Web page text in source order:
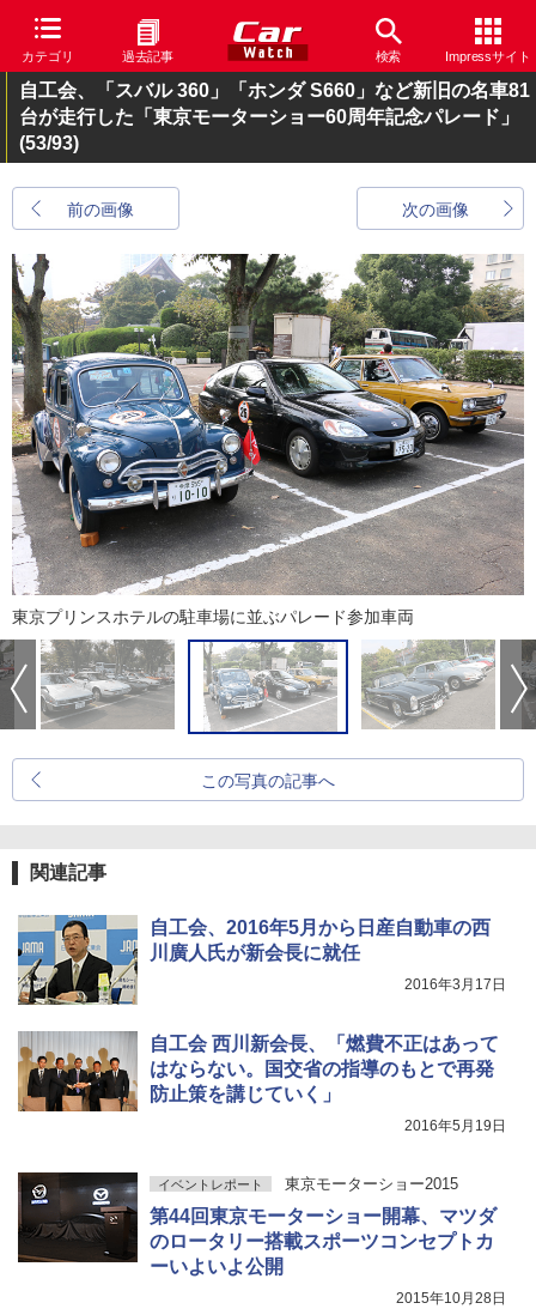
カテゴリ 過去記事 検索 Impressサイト
自工会、「スバル 360」「ホンダ S660」など新旧の名車81
台が走行した「東京モーターショー60周年記念パレード」
(53/93)
前の画像 次の画像
東京プリンスホテルの駐車場に並ぶパレード参加車両
この写真の記事へ
関連記事
自工会、2016年5月から日産自動車の西
川廣人氏が新会長に就任
2016年3月17日
自工会 西川新会長、「燃費不正はあって
はならない。国交省の指導のもとで再発
防止策を講じていく」
2016年5月19日
イベントレポート 東京モーターショー2015
第44回東京モーターショー開幕、マツダ
のロータリー搭載スポーツコンセプトカ
ーいよいよ公開
2015年10月28日